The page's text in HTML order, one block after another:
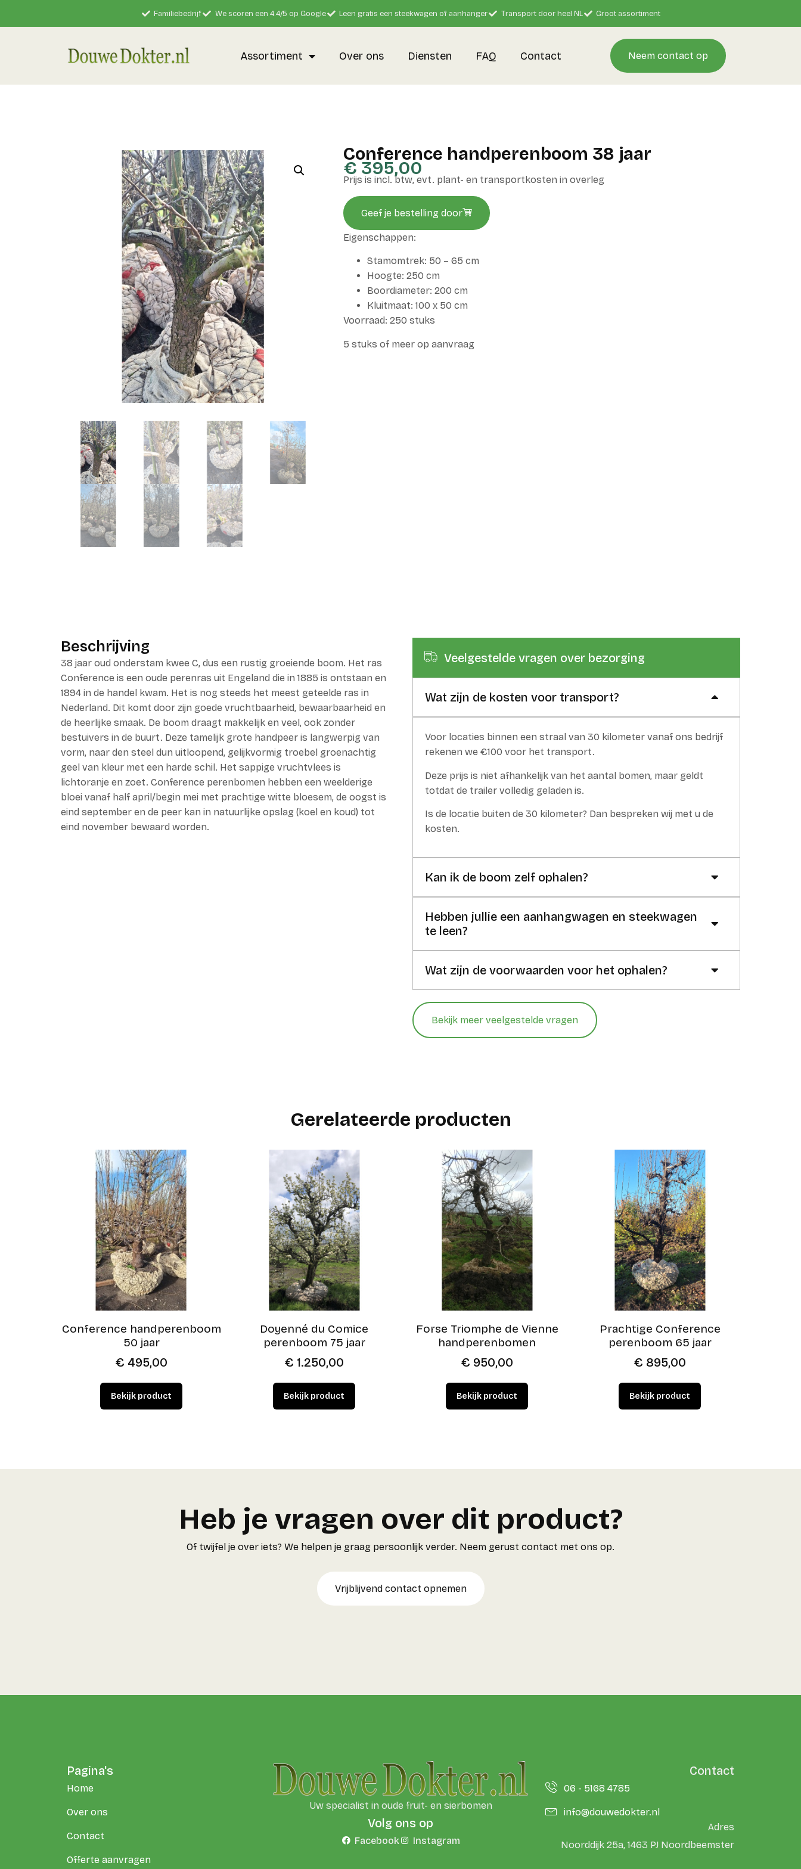
Familiebedrijf We scoren een 4.4/5 op Google Leen gratis een steekwagen of aanhanger Transport door heel NL Groot assortiment
Assortiment Over ons Diensten FAQ Contact Neem contact op
Conference handperenboom 38 jaar
€ 395,00
Prijs is incl. btw, evt. plant- en transportkosten in overleg
Geef je bestelling door
Eigenschappen:
Stamomtrek: 50 – 65 cm
Hoogte: 250 cm
Boordiameter: 200 cm
Kluitmaat: 100 x 50 cm
Voorraad: 250 stuks
5 stuks of meer op aanvraag
Beschrijving
38 jaar oud onderstam kwee C, dus een rustig groeiende boom. Het ras
Conference is een oude perenras uit Engeland die in 1885 is ontstaan en
1894 in de handel kwam. Het is nog steeds het meest geteelde ras in
Nederland. Dit komt door zijn goede vruchtbaarheid, bewaarbaarheid en
de heerlijke smaak. De boom draagt makkelijk en veel, ook zonder
bestuivers in de buurt. Deze tamelijk grote handpeer is langwerpig van
vorm, naar den steel dun uitloopend, gelijkvormig troebel groenachtig
geel van kleur met een harde schil. Het sappige vruchtvlees is
lichtoranje en zoet. Conference perenbomen hebben een weelderige
bloei vanaf half april/begin mei met prachtige witte bloesem, de oogst is
eind september en de peer kan in natuurlijke opslag (koel en koud) tot
eind november bewaard worden.
Veelgestelde vragen over bezorging
Wat zijn de kosten voor transport?
Voor locaties binnen een straal van 30 kilometer vanaf ons bedrijf
rekenen we €100 voor het transport.
Deze prijs is niet afhankelijk van het aantal bomen, maar geldt
totdat de trailer volledig geladen is.
Is de locatie buiten de 30 kilometer? Dan bespreken wij met u de
kosten.
Kan ik de boom zelf ophalen?
Hebben jullie een aanhangwagen en steekwagen
te leen?
Wat zijn de voorwaarden voor het ophalen?
Bekijk meer veelgestelde vragen
Gerelateerde producten
Conference handperenboom
50 jaar
€ 495,00
Doyenné du Comice
perenboom 75 jaar
€ 1.250,00
Forse Triomphe de Vienne
handperenbomen
€ 950,00
Prachtige Conference
perenboom 65 jaar
€ 895,00
Heb je vragen over dit product?
Of twijfel je over iets? We helpen je graag persoonlijk verder. Neem gerust contact met ons op.
Vrijblijvend contact opnemen
Pagina's
Home
Over ons
Contact
Offerte aanvragen
Uw specialist in oude fruit- en sierbomen
Volg ons op
Facebook Instagram
Contact
06 - 5168 4785
info@douwedokter.nl
Adres
Noorddijk 25a, 1463 PJ Noordbeemster